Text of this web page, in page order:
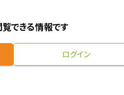
できる情報です
ログイン